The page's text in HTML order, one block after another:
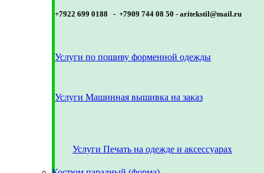
+7922 699 0188 - +7909 744 08 50 - aritekstil@mail.ru
Услуги по пошиву форменной одежды
Услуги Машинная вышивка на заказ
Услуги Печать на одежде и аксессуарах